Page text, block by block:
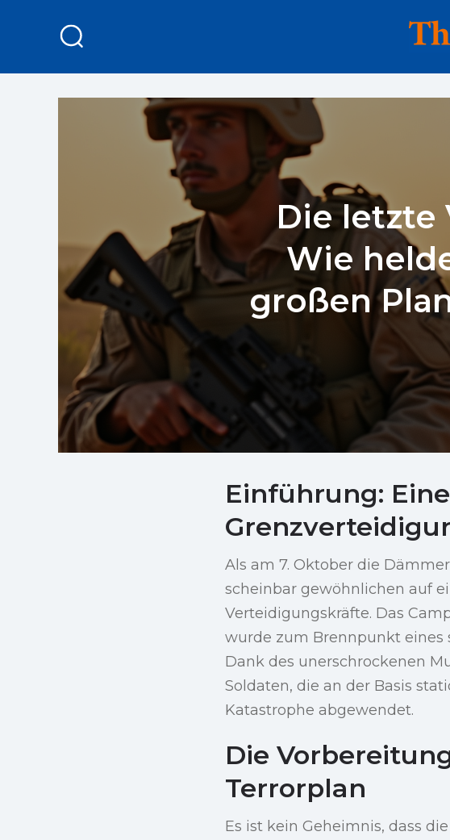
Die letzte
Wie
großen
Einführung:
Als am 7. Oktober die
scheinbar gewöhnlichen auf
Verteidigungskräfte. Das
wurde zum Brennpunkt eines
Dank des unerschrockenen
Soldaten, die an der Basis
Katastrophe abgewendet.
Die
Terrorplan
Es ist kein Geheimnis, dass